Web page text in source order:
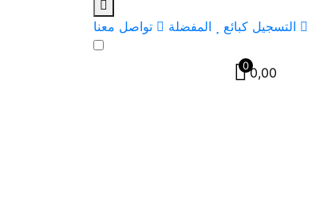
التسجيل كبائع المفضلة تواصل معنا
0,00
0